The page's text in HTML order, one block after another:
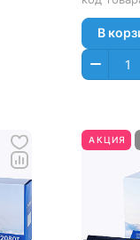
L6900
В
АКЦИЯ